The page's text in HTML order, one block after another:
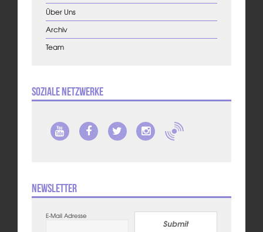
Über Uns
Archiv
Team
Soziale Netzwerke
Newsletter
E-Mail Adresse
Submit